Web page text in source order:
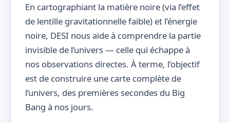
En cartographiant la matière noire (via l’effet
de lentille gravitationnelle faible) et l’énergie
noire, DESI nous aide à comprendre la partie
invisible de l’univers — celle qui échappe à
nos observations directes. À terme, l’objectif
est de construire une carte complète de
l’univers, des premières secondes du Big
Bang à nos jours.